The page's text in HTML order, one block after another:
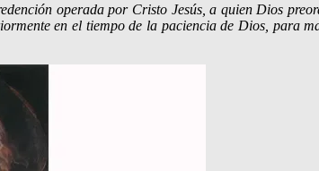
operada por Cristo Jesús, a quien Dios
en el tiempo de la paciencia de Dios, para